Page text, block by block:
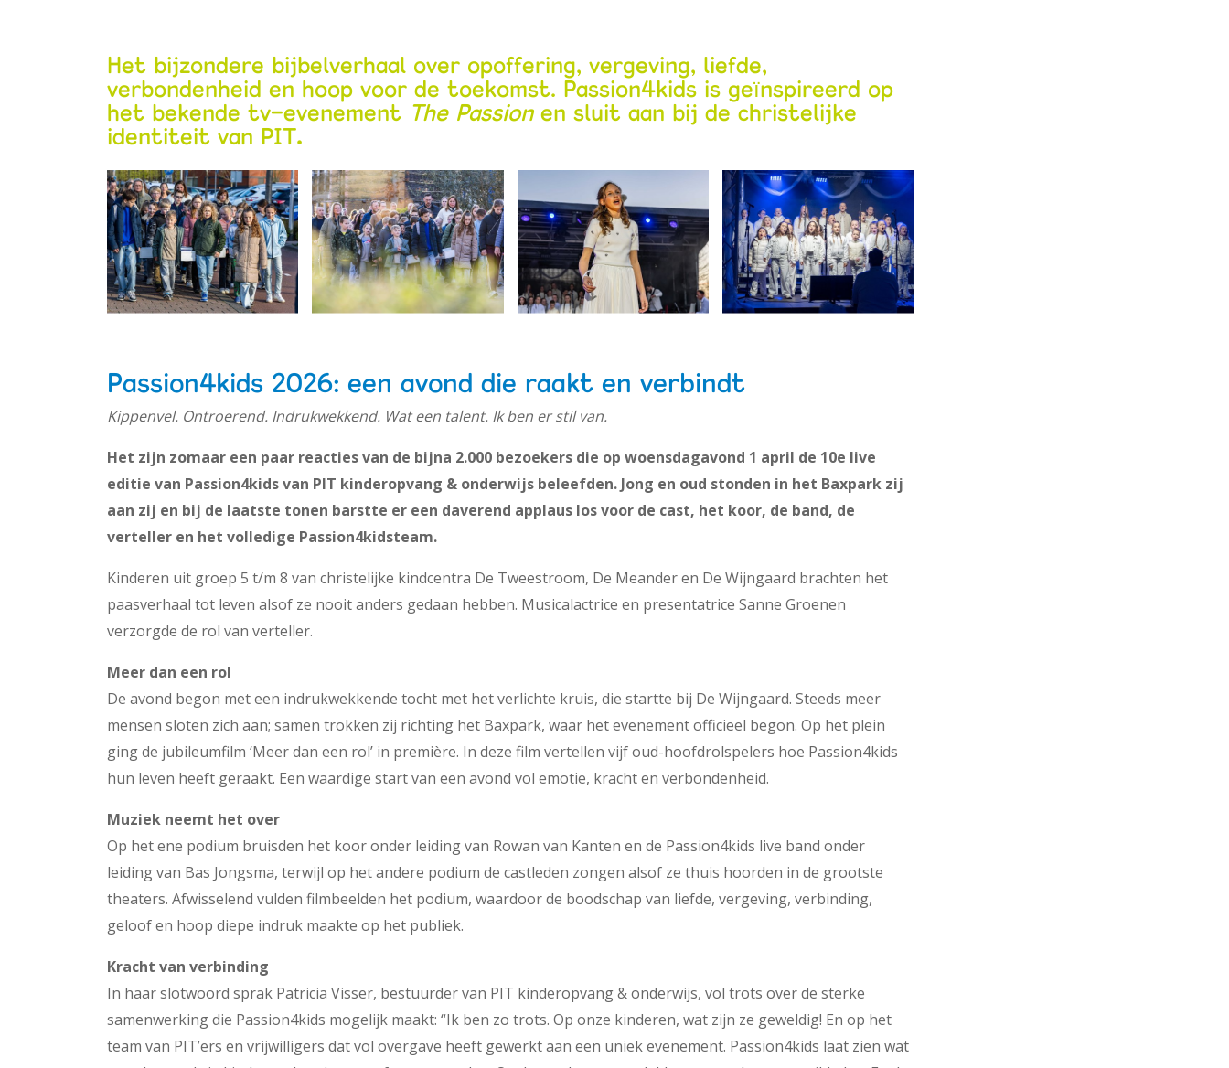
Het bijzondere bijbelverhaal over opoffering, vergeving, liefde,
verbondenheid en hoop voor de toekomst. Passion4kids is geïnspireerd op
het bekende tv‑evenement The Passionen sluit aan bij de christelijke
identiteit van PIT.
Passion4kids 2026: een avond die raakt en verbindt
Kippenvel. Ontroerend. Indrukwekkend. Wat een talent. Ik ben er stil van.
Het zijn zomaar een paar reacties van de bijna 2.000 bezoekers die op woensdagavond 1 april de 10e live
editie van Passion4kids van PIT kinderopvang & onderwijs beleefden. Jong en oud stonden in het Baxpark zij
aan zij en bij de laatste tonen barstte er een daverend applaus los voor de cast, het koor, de band, de
verteller en het volledige Passion4kidsteam.
Kinderen uit groep 5 t/m 8 van christelijke kindcentra De Tweestroom, De Meander en De Wijngaard brachten het
paasverhaal tot leven alsof ze nooit anders gedaan hebben. Musicalactrice en presentatrice Sanne Groenen
verzorgde de rol van verteller.
Meer dan een rol
De avond begon met een indrukwekkende tocht met het verlichte kruis, die startte bij De Wijngaard. Steeds meer
mensen sloten zich aan; samen trokken zij richting het Baxpark, waar het evenement officieel begon. Op het plein
ging de jubileumfilm ‘Meer dan een rol’ in première. In deze film vertellen vijf oud-hoofdrolspelers hoe Passion4kids
hun leven heeft geraakt. Een waardige start van een avond vol emotie, kracht en verbondenheid.
Muziek neemt het over
Op het ene podium bruisden het koor onder leiding van Rowan van Kanten en de Passion4kids live band onder
leiding van Bas Jongsma, terwijl op het andere podium de castleden zongen alsof ze thuis hoorden in de grootste
theaters. Afwisselend vulden filmbeelden het podium, waardoor de boodschap van liefde, vergeving, verbinding,
geloof en hoop diepe indruk maakte op het publiek.
Kracht van verbinding
In haar slotwoord sprak Patricia Visser, bestuurder van PIT kinderopvang & onderwijs, vol trots over de sterke
samenwerking die Passion4kids mogelijk maakt: “Ik ben zo trots. Op onze kinderen, wat zijn ze geweldig! En op het
team van PIT’ers en vrijwilligers dat vol overgave heeft gewerkt aan een uniek evenement. Passion4kids laat zien wat